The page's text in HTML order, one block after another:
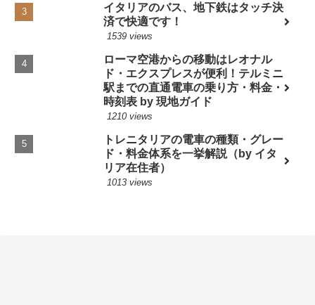
イタリアのバス、地下鉄はタッチ決
済で快適です！
1539 views
ローマ空港からの移動はレオナル
ド・エクスプレスが便利！テルミニ
駅までの直通電車の乗り方・料金・
時刻表 by 現地ガイド
1210 views
トレニタリアの電車の種類・グレー
ド・料金体系を一挙解説（by イタ
リア在住者）
1013 views